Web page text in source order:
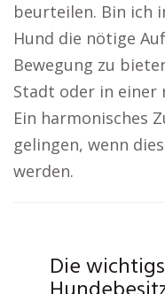
beurteilen. Bin ich
Hund die nötige
Bewegung zu
Stadt oder in einer
Ein harmonisches
gelingen, wenn
werden.
Die